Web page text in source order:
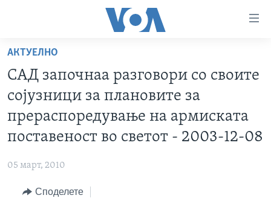
пристапност
Премини
на
главната
содржина
Премини
до
страната
навигација
РУБРИКИ
ЕКОНОМИЈА
ПОЛИТИКА
ФОТОГАЛЕРИИ
NEWSFLASH - АРХИВА
ВЕСТИ ОД САД ВО МИНУТА - АРХИВА
ЗА НАС
АКТУЕЛНО
САД започнаа разговори со своите
сојузници за плановите за
прераспоредување на армиската
поставеност во светот - 2003-12-08
05 март, 2010
Споделете